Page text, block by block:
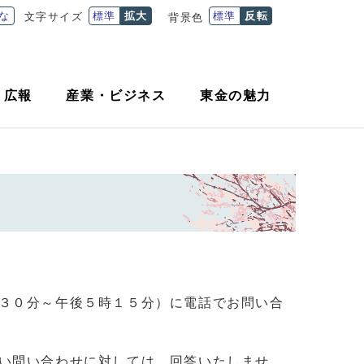
文字サイズ 標準 拡大 背景色 標準 反転
広報 産業 ・ ビジネス 東金の魅力
０分～午後５時１５分）に電話でお問い合
問い合わせに対しては、回答いたしませ